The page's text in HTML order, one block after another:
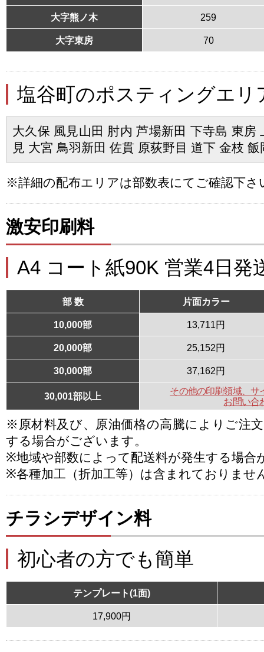
大字熊ノ木 259
大字東房 70
塩谷町のポスティングエリ
大久保 風見山田 肘内 芦場新田 下寺島 東房
見 大宮 鳥羽新田 佐貫 原荻野目 道下 金枝
※詳細の配布エリアは部数表にてご確認下さ
激安印刷料
A4 コート紙90K 営業4日発
部 数 片面カラー
10,000部 13,711円
20,000部 25,152円
30,000部 37,162円
30,001部以上
その他の印刷領域、サ
お問い合
※原材料及び、原油価格の高騰によりご注
する場合がございます。
※地域や部数によって配送料が発生する場合
※各種加工（折加工等）は含まれておりませ
チラシデザイン料
初心者の方でも簡単
テンプレート(1面)
17,900円